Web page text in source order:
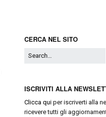
CERCA NEL SITO
ISCRIVITI ALLA
Clicca qui per iscriverti alla
ricevere tutti gli